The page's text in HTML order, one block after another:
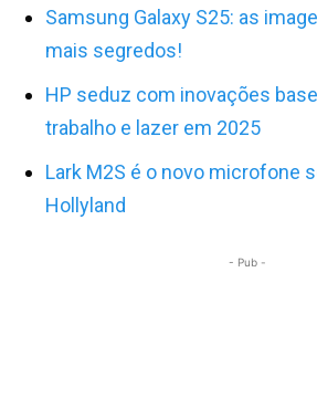
Samsung Galaxy S25: as
mais segredos!
HP seduz com inovações
trabalho e lazer em 2025
Lark M2S é o novo microfone
Hollyland
- Pub -